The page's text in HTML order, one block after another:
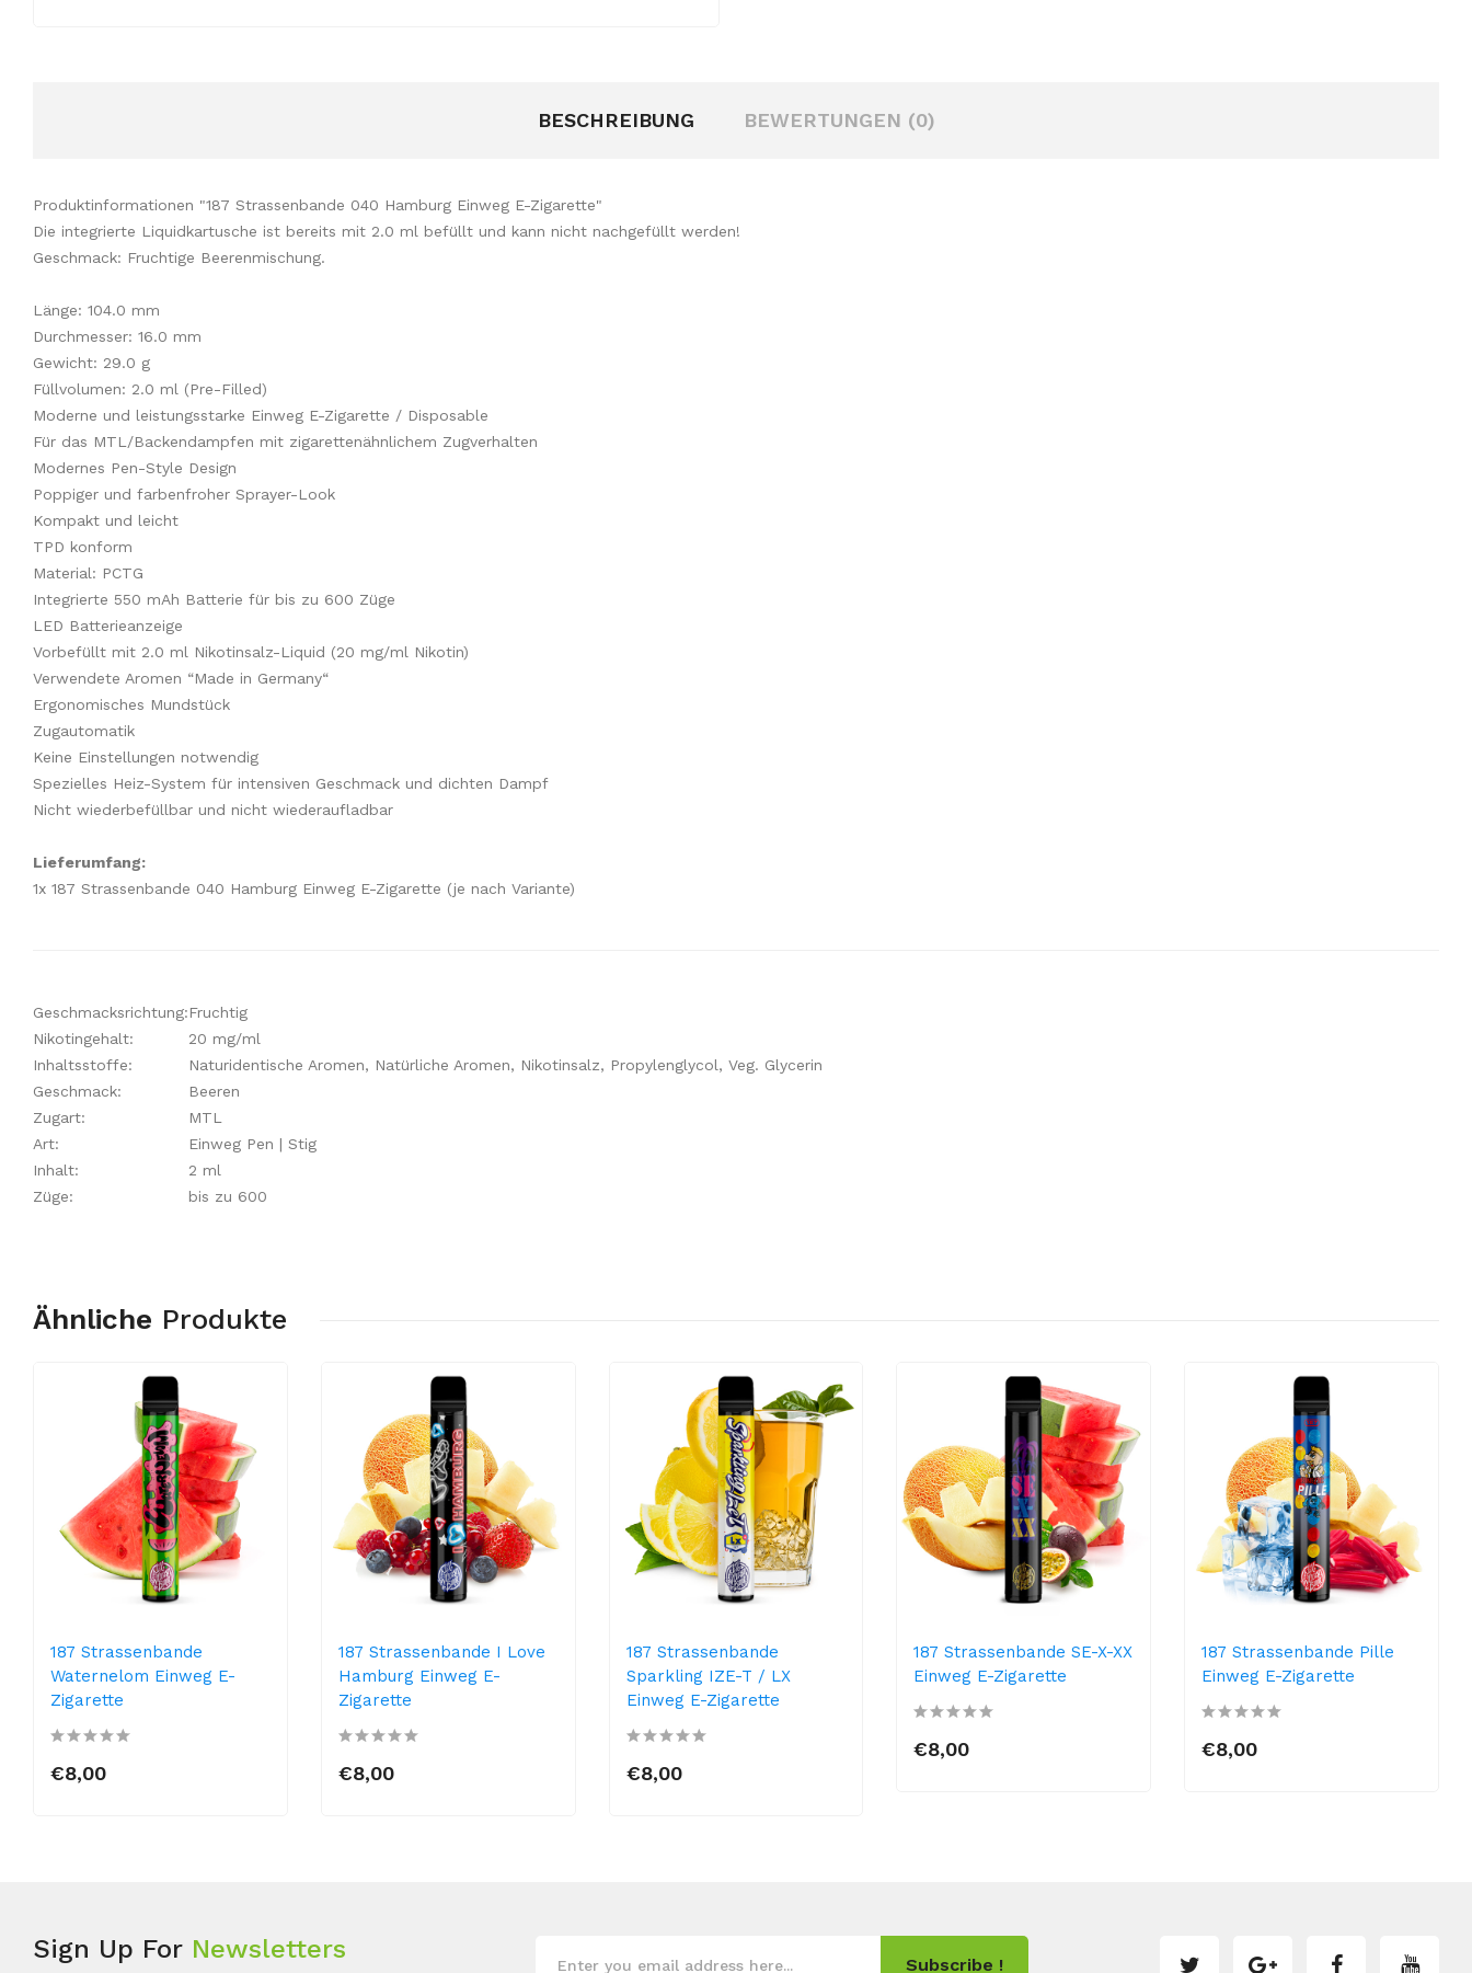
BESCHREIBUNG BEWERTUNGEN (0)
Produktinformationen "187 Strassenbande 040 Hamburg Einweg E-Zigarette"
Die integrierte Liquidkartusche ist bereits mit 2.0 ml befüllt und kann nicht nachgefüllt werden!
Geschmack: Fruchtige Beerenmischung.
Länge: 104.0 mm
Durchmesser: 16.0 mm
Gewicht: 29.0 g
Füllvolumen: 2.0 ml (Pre-Filled)
Moderne und leistungsstarke Einweg E-Zigarette / Disposable
Für das MTL/Backendampfen mit zigarettenähnlichem Zugverhalten
Modernes Pen-Style Design
Poppiger und farbenfroher Sprayer-Look
Kompakt und leicht
TPD konform
Material: PCTG
Integrierte 550 mAh Batterie für bis zu 600 Züge
LED Batterieanzeige
Vorbefüllt mit 2.0 ml Nikotinsalz-Liquid (20 mg/ml Nikotin)
Verwendete Aromen “Made in Germany“
Ergonomisches Mundstück
Zugautomatik
Keine Einstellungen notwendig
Spezielles Heiz-System für intensiven Geschmack und dichten Dampf
Nicht wiederbefüllbar und nicht wiederaufladbar
Lieferumfang:
1x 187 Strassenbande 040 Hamburg Einweg E-Zigarette (je nach Variante)
Geschmacksrichtung:Fruchtig
Nikotingehalt:
20 mg/ml
Inhaltsstoffe:
Naturidentische Aromen, Natürliche Aromen, Nikotinsalz, Propylenglycol, Veg. Glycerin
Geschmack:
Beeren
Zugart:
MTL
Art:
Einweg Pen | Stig
Inhalt:
2 ml
Züge:
bis zu 600
Ähnliche Produkte
187 Strassenbande
Waternelom Einweg E-
Zigarette
€8,00
187 Strassenbande I Love
Hamburg Einweg E-
Zigarette
€8,00
187 Strassenbande
Sparkling IZE-T / LX
Einweg E-Zigarette
€8,00
187 Strassenbande SE-X-XX
Einweg E-Zigarette
€8,00
187 Strassenbande Pille
Einweg E-Zigarette
€8,00
Sign Up For Newsletters
Subscribe !